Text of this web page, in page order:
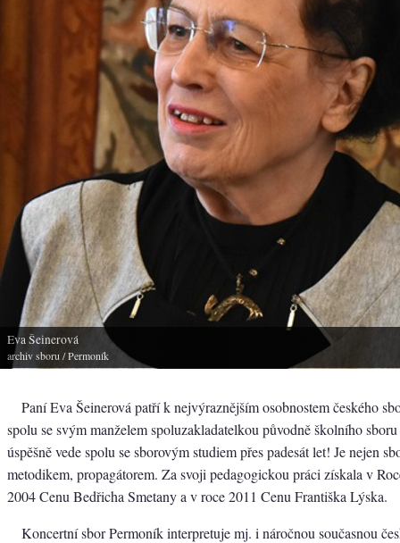
Eva Šeinerová
archiv sboru / Permoník
Paní Eva Šeinerová patří k nejvýraznějším osobnostem českého
spolu se svým manželem spoluzakladatelkou původně školního
úspěšně vede spolu se sborovým studiem přes padesát let! Je nejen
metodikem, propagátorem. Za svoji pedagogickou práci získala v
2004 Cenu Bedřicha Smetany a v roce 2011 Cenu Františka Lýska.
Koncertní sbor Permoník interpretuje mj. i náročnou současnou